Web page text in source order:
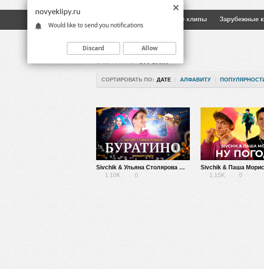
Русские клипы Зарубежные
ВСЕ КЛИПЫ SIVCHIK
СОРТИРОВАТЬ ПО: ДАТЕ | АЛФАВИТУ |
Sivchik & Ульяна Столярова — Буратино
1.10K
0
1.15K
0
novyeklipy.ru
Would like to send you notifications
Discard Allow